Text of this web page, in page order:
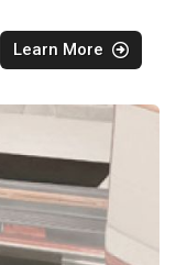
Learn More